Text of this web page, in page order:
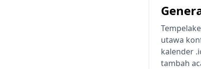
utawa
kalender
tambah